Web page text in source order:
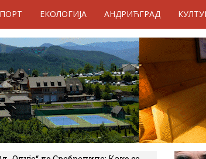
ЕКОЛОГИЈА АНДРИЋГРАД